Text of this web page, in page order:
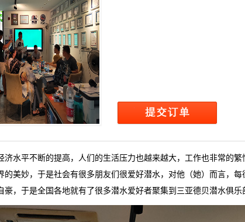
济水平不断的提高，人们的生活压力也越来越大，工作也非常的
的美妙，于是社会有很多朋友们很爱好潜水，对他（她）而言，
豪，于是全国各地就有了很多潜水爱好者聚集到三亚德贝潜水俱乐